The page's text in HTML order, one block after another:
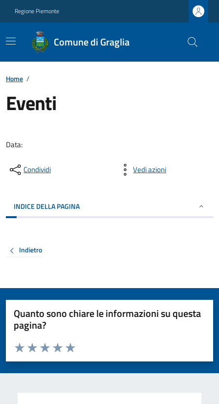
Regione Piemonte
Comune di Graglia
Home /
Eventi
Data:
Condividi Vedi azioni
INDICE DELLA PAGINA
Indietro
Quanto sono chiare le informazioni su questa
pagina?
Valuta da 1 a 5 stelle la pagina
Valuta 5 stelle su 5
Valuta 4 stelle su 5
Valuta 3 stelle su 5
Valuta 2 stelle su 5
Valuta 1 stelle su 5